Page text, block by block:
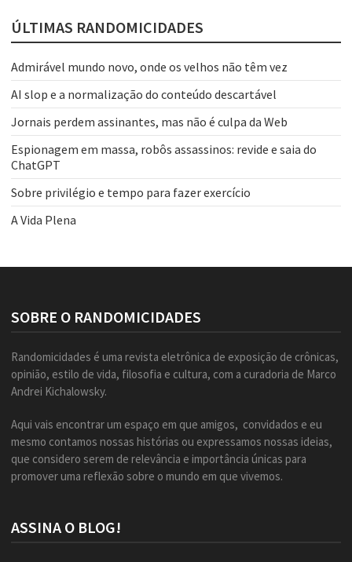
ÚLTIMAS RANDOMICIDADES
Admirável mundo novo, onde os velhos não têm vez
AI slop e a normalização do conteúdo descartável
Jornais perdem assinantes, mas não é culpa da Web
Espionagem em massa, robôs assassinos: revide e saia do
ChatGPT
Sobre privilégio e tempo para fazer exercício
A Vida Plena
SOBRE O RANDOMICIDADES
Randomicidades é uma revista eletrônica de exposição de crônicas,
opinião, estilo de vida, filosofia e cultura, com a curadoria de Marco
Andrei Kichalowsky.
Aqui vais encontrar um espaço em que amigos, convidados e eu
mesmo contamos nossas histórias ou expressamos nossas ideias,
que considero serem de relevância e importância únicas para
promover uma reflexão sobre o mundo em que vivemos.
ASSINA O BLOG!